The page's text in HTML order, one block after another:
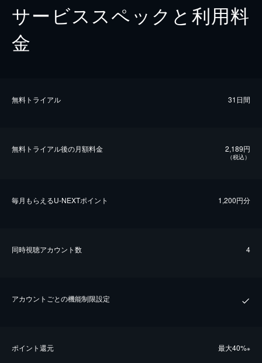
サービススペックと利用料
金
無料トライアル 31日間
無料トライアル後の⽉額料金 2,189円
（税込）
毎⽉もらえるU-NEXTポイント 1,200円分
同時視聴アカウント数 4
アカウントごとの機能制限設定
ポイント還元 最⼤40%※